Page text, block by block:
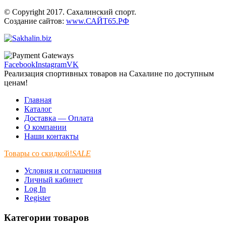
© Copyright 2017. Сахалинский спорт.
Создание сайтов: www.САЙТ65.РФ
FacebookInstagramVK
Реализация спортивных товаров на Сахалине по доступным
ценам!
Главная
Каталог
Доставка — Оплата
О компании
Наши контакты
Товары со скидкой!SALE
Условия и соглашения
Личный кабинет
Log In
Register
Категории товаров